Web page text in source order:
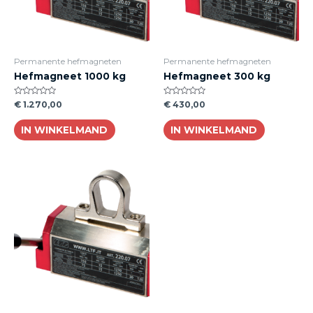
Permanente hefmagneten
Hefmagneet 1000 kg
Beoordeeld
0
van
de
5
€ 1.270,00
IN WINKELMAND
Permanente hefmagneten
Hefmagneet 300 kg
Beoordeeld
0
van
de
5
€ 430,00
IN WINKELMAND